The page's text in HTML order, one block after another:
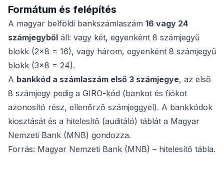
Formátum és felépítés
A magyar belföldi bankszámlaszám 16 vagy 24
számjegyből áll: vagy két, egyenként 8 számjegyű
blokk (2×8 = 16), vagy három, egyenként 8 számjegyű
blokk (3×8 = 24).
A bankkód a számlaszám első 3 számjegye, az első
8 számjegy pedig a GIRO-kód (bankot és fiókot
azonosító rész, ellenőrző számjeggyel). A bankkódok
kiosztását és a hitelesítő (auditáló) táblát a Magyar
Nemzeti Bank (MNB) gondozza.
Forrás: Magyar Nemzeti Bank (MNB) – hitelesítő tábla.